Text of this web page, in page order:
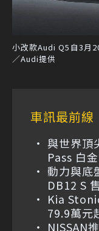
小改款Audi Q5自3月
／Audi提供
車訊最前線
與世界頂
Pass 白
動力與
DB12 S
Kia
79.9萬元
NISSAN